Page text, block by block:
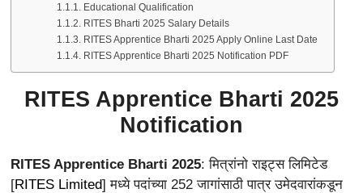
Educational Qualification
RITES Bharti 2025 Salary Details
RITES Apprentice Bharti 2025 Apply Online Last Date
RITES Apprentice Bharti 2025 Notification PDF
RITES Apprentice Bharti 2025
Notification
RITES Apprentice Bharti 2025: मित्रांनो राइट्स लिमिटेड
[RITES Limited] मध्ये पदांच्या 252 जागांसाठी पात्र उमेदवारांकडून